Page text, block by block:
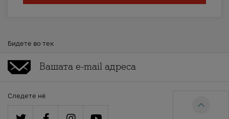
Бидете во тек
Следете нè